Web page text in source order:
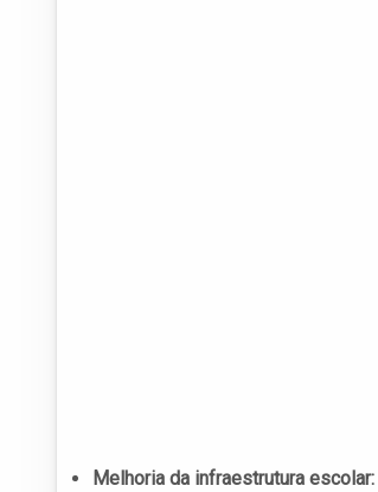
Melhoria da infraestrutura escolar: